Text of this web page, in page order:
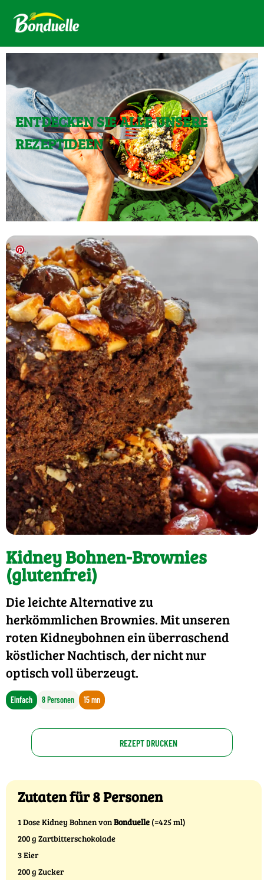
ENTDECKEN SIE ALLE UNSERE
REZEPTIDEEN
Kidney Bohnen-Brownies
(glutenfrei)
Die leichte Alternative zu
herkömmlichen Brownies. Mit unseren
roten Kidneybohnen ein überraschend
köstlicher Nachtisch, der nicht nur
optisch voll überzeugt.
Einfach 8 Personen 15 mn
REZEPT DRUCKEN
Zutaten für 8 Personen
1 Dose Kidney Bohnen vonBonduelle (=425 ml)
200 g Zartbitterschokolade
3 Eier
200 g Zucker